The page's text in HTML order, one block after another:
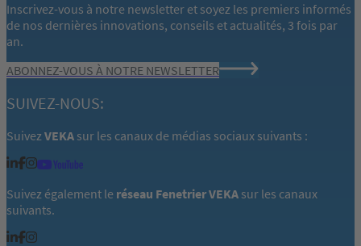
Inscrivez-vous à notre newsletter et soyez les premiers informés
de nos dernières innovations, conseils et actualités, 3 fois par
an.
ABONNEZ-VOUS À NOTRE NEWSLETTER
SUIVEZ-NOUS:
SuivezVEKA sur les canaux de médias sociaux suivants :
Suivez également le réseau Fenetrier VEKA sur les canaux
suivants.